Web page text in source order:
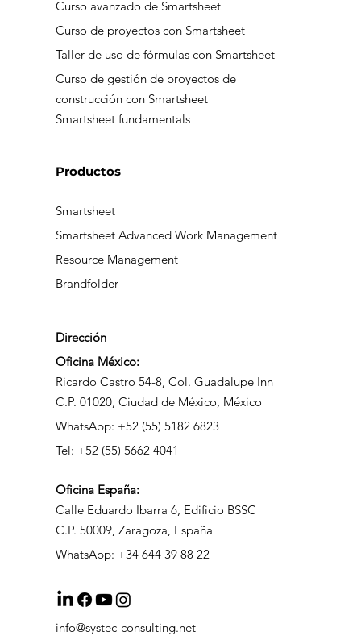
Dirección
Oficina México:
Ricardo Castro 54-8, Col. Guadalupe Inn
C.P. 01020, Ciudad de México, México
Tel: +52 (55) 5662 4041
WhatsApp: +52 (55) 5182 6823
OficinaEspaña:
Calle Eduardo Ibarra 6, Edificio BSSC
C.P. 50009, Zaragoza, España
WhatsApp: +34 644 39 88 22
info@systec-consulting.net
Productos
Smartsheet
Resource Management
Brandfolder
Smartsheet Advanced Work Management
Curso avanzado de Smartsheet
Curso de proyectos con Smartsheet
Taller de uso de fórmulas con Smartsheet
Curso de gestión de proyectos de
construcción con Smartsheet
Smartsheet fundamentals